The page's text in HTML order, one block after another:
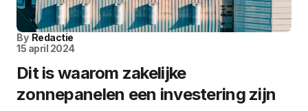
By Redactie
15 april 2024
Dit is waarom zakelijke
zonnepanelen een investering zijn